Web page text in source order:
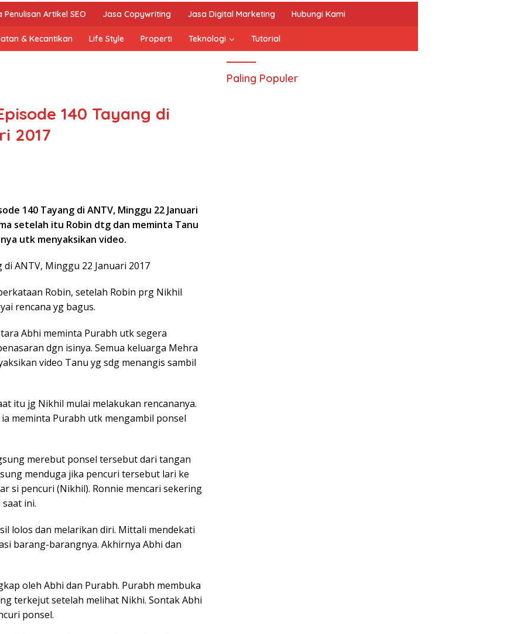
Penulisan Artikel SEO Jasa Copywriting Jasa Digital Marketing Hubungi Kami
& Kecantikan Life Style Properti Teknologi Tutorial
140 Tayang di
2017
140 Tayang di ANTV, Minggu 22 Januari
setelah itu Robin dtg dan meminta Tanu
utk menyaksikan video.
ANTV, Minggu 22 Januari 2017
Robin, setelah Robin prg Nikhil
rencana yg bagus.
Abhi meminta Purabh utk segera
dgn isinya. Semua keluarga Mehra
video Tanu yg sdg menangis sambil
itu jg Nikhil mulai melakukan rencananya.
meminta Purabh utk mengambil ponsel
merebut ponsel tersebut dari tangan
menduga jika pencuri tersebut lari ke
si pencuri (Nikhil). Ronnie mencari sekering
ini.
lolos dan melarikan diri. Mittali mendekati
barang-barangnya. Akhirnya Abhi dan
oleh Abhi dan Purabh. Purabh membuka
terkejut setelah melihat Nikhi. Sontak Abhi
ponsel.
Paling Populer